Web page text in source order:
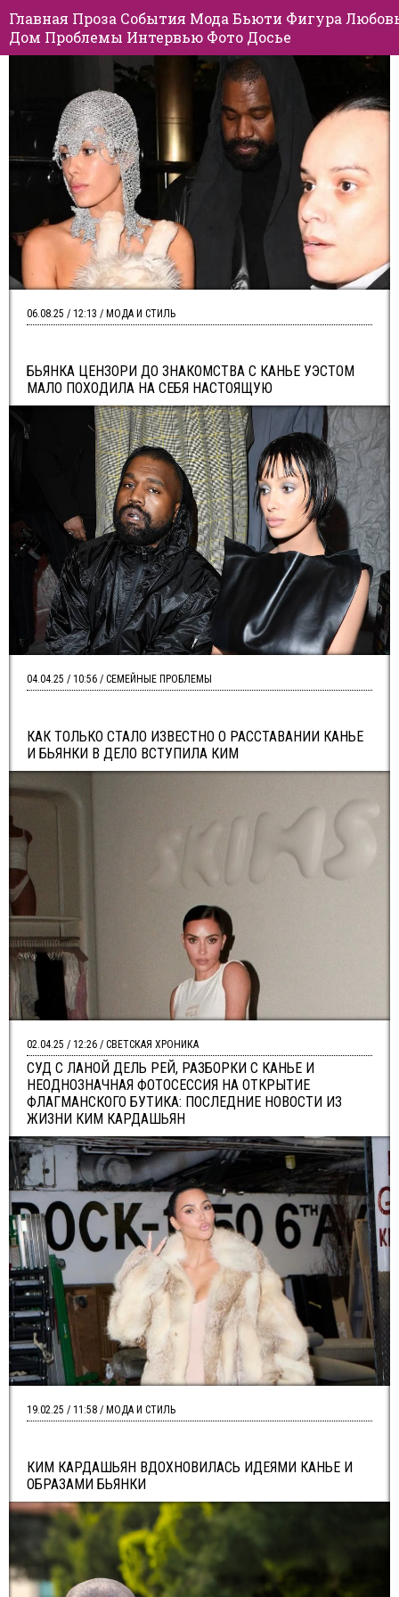
Главная Проза События Мода Бьюти Фигура
Дом Проблемы Интервью Фото Досье
БЬЯНКА ЦЕНЗОРИ ДО ЗНАКОМСТВА С КАНЬЕ УЭСТОМ
МАЛО ПОХОДИЛА НА СЕБЯ НАСТОЯЩУЮ
06.08.25 / 12:13 / МОДА И СТИЛЬ
КАК ТОЛЬКО СТАЛО ИЗВЕСТНО О РАССТАВАНИИ КАНЬЕ
И БЬЯНКИ В ДЕЛО ВСТУПИЛА КИМ
04.04.25 / 10:56 / СЕМЕЙНЫЕ ПРОБЛЕМЫ
СУД С ЛАНОЙ ДЕЛЬ РЕЙ, РАЗБОРКИ С КАНЬЕ И
НЕОДНОЗНАЧНАЯ ФОТОСЕССИЯ НА ОТКРЫТИЕ
ФЛАГМАНСКОГО БУТИКА: ПОСЛЕДНИЕ НОВОСТИ ИЗ
ЖИЗНИ КИМ КАРДАШЬЯН
02.04.25 / 12:26 / СВЕТСКАЯ ХРОНИКА
КИМ КАРДАШЬЯН ВДОХНОВИЛАСЬ ИДЕЯМИ КАНЬЕ И
ОБРАЗАМИ БЬЯНКИ
19.02.25 / 11:58 / МОДА И СТИЛЬ